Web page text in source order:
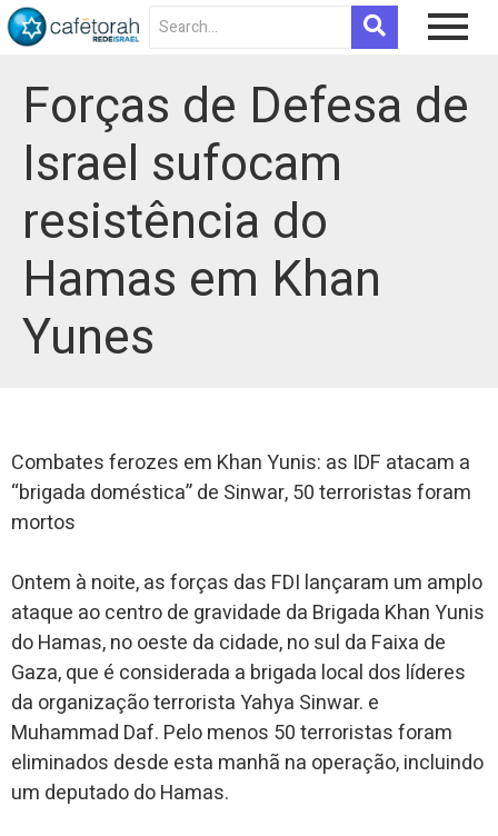
Forças de Defesa de
Israel sufocam
resistência do
Hamas em Khan
Yunes
Combates ferozes em Khan Yunis: as IDF atacam a
“brigada doméstica” de Sinwar, 50 terroristas foram
mortos
Ontem à noite, as forças das FDI lançaram um amplo
ataque ao centro de gravidade da Brigada Khan Yunis
do Hamas, no oeste da cidade, no sul da Faixa de
Gaza, que é considerada a brigada local dos líderes
da organização terrorista Yahya Sinwar. e
Muhammad Daf. Pelo menos 50 terroristas foram
eliminados desde esta manhã na operação, incluindo
um deputado do Hamas.